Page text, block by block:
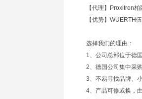
【代理】Proxitron
【优势】WUERTH
选择我们的理由：
1、公司总部位于德
2、德国公司集中采
3、不易寻找品牌、
4、产品可修或换，